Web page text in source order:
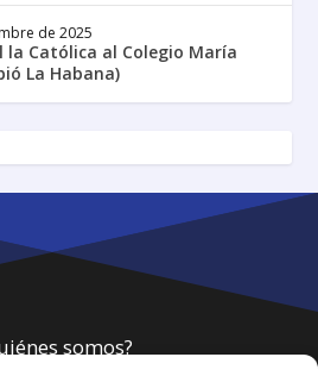
de 2025
la Católica al Colegio María
La Habana)
somos?